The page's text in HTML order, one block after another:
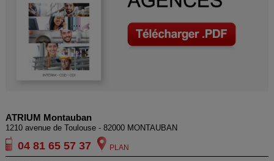
ATRIUM Montauban
1210 avenue de Toulouse - 82000 MONTAUBAN
04 81 65 57 37 PLAN